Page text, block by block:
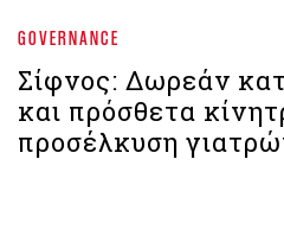
GOVERNANCE
Σίφνος: Δωρεάν
και πρόσθετα
προσέλκυση